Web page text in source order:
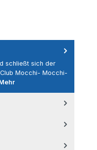
schließt sich der
Mocchi- Mocchi-